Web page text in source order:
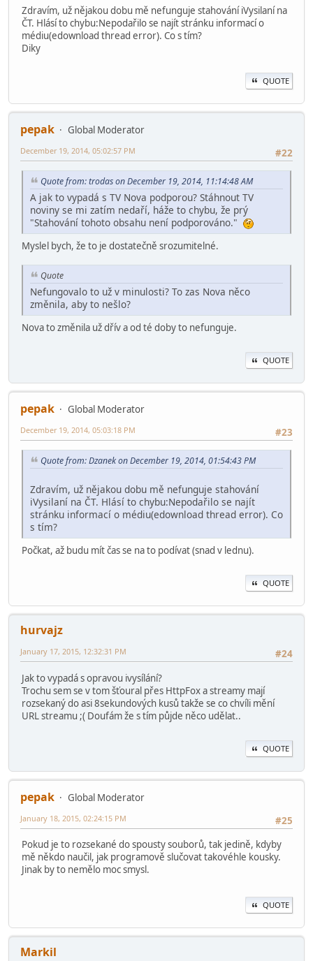
Zdravím, už nějakou dobu mě nefunguje stahování iVysilaní na
ČT. Hlásí to chybu:Nepodařilo se najít stránku informací o
médiu(edownload thread error). Co s tím?
Diky
QUOTE
pepak
Global Moderator
#22
December 19, 2014, 05:02:57 PM
Quote from: trodas on December 19, 2014, 11:14:48 AM
A jak to vypadá s TV Nova podporou? Stáhnout TV
noviny se mi zatím nedaří, háže to chybu, že prý
"Stahování tohoto obsahu není podporováno."
Myslel bych, že to je dostatečně srozumitelné.
Quote
Nefungovalo to už v minulosti? To zas Nova něco
změnila, aby to nešlo?
Nova to změnila už dřív a od té doby to nefunguje.
QUOTE
pepak
Global Moderator
#23
December 19, 2014, 05:03:18 PM
Quote from: Dzanek on December 19, 2014, 01:54:43 PM
Zdravím, už nějakou dobu mě nefunguje stahování
iVysilaní na ČT. Hlásí to chybu:Nepodařilo se najít
stránku informací o médiu(edownload thread error). Co
s tím?
Počkat, až budu mít čas se na to podívat (snad v lednu).
QUOTE
hurvajz
#24
January 17, 2015, 12:32:31 PM
Jak to vypadá s opravou ivysílání?
Trochu sem se v tom šťoural přes HttpFox a streamy mají
rozsekaný do asi 8sekundových kusů takže se co chvíli mění
URL streamu ;( Doufám že s tím půjde něco udělat..
QUOTE
pepak
Global Moderator
#25
January 18, 2015, 02:24:15 PM
Pokud je to rozsekané do spousty souborů, tak jedině, kdyby
mě někdo naučil, jak programově slučovat takovéhle kousky.
Jinak by to nemělo moc smysl.
QUOTE
Markil